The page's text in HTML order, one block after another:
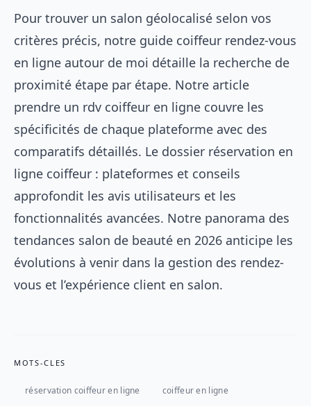
Pour trouver un salon géolocalisé selon vos
critères précis, notre guide coiffeur rendez-vous
en ligne autour de moi détaille la recherche de
proximité étape par étape. Notre article
prendre un rdv coiffeur en ligne couvre les
spécificités de chaque plateforme avec des
comparatifs détaillés. Le dossier réservation en
ligne coiffeur : plateformes et conseils
approfondit les avis utilisateurs et les
fonctionnalités avancées. Notre panorama des
tendances salon de beauté en 2026 anticipe les
évolutions à venir dans la gestion des rendez-
vous et l’expérience client en salon.
MOTS-CLES
réservation coiffeur en ligne
coiffeur en ligne